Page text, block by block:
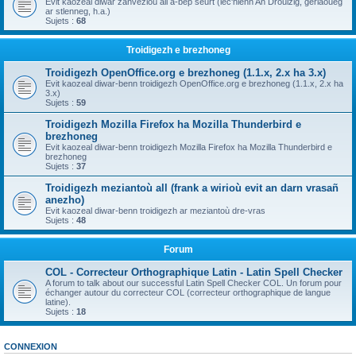
ar stlenneg, h.a.)
Sujets : 68
Troidigezh e brezhoneg
Troidigezh OpenOffice.org e brezhoneg (1.1.x, 2.x ha 3.x)
Evit kaozeal diwar-benn troidigezh OpenOffice.org e brezhoneg (1.1.x, 2.x ha
3.x)
Sujets : 59
Troidigezh Mozilla Firefox ha Mozilla Thunderbird e
brezhoneg
Evit kaozeal diwar-benn troidigezh Mozilla Firefox ha Mozilla Thunderbird e
brezhoneg
Sujets : 37
Troidigezh meziantoù all (frank a wirioù evit an darn vrasañ
anezho)
Evit kaozeal diwar-benn troidigezh ar meziantoù dre-vras
Sujets : 48
Forum
COL - Correcteur Orthographique Latin - Latin Spell Checker
A forum to talk about our successful Latin Spell Checker COL. Un forum pour
échanger autour du correcteur COL (correcteur orthographique de langue
latine).
Sujets : 18
CONNEXION